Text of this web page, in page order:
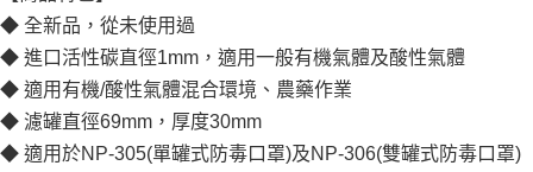
◆ 全新品，從未使用過
◆ 進口活性碳直徑1mm，適用一般有機氣體及酸性氣體
◆ 適用有機/酸性氣體混合環境、農藥作業
◆ 濾罐直徑69mm，厚度30mm
◆ 適用於NP-305(單罐式防毒口罩)及NP-306(雙罐式防毒口罩)